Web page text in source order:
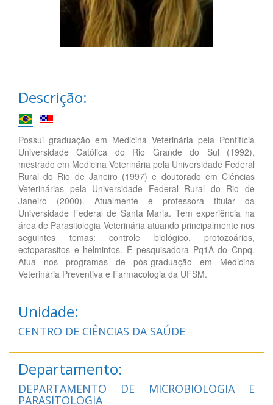
Descrição:
Possui graduação em Medicina Veterinária pela Pontifícia
Universidade Católica do Rio Grande do Sul (1992),
mestrado em Medicina Veterinária pela Universidade Federal
Rural do Rio de Janeiro (1997) e doutorado em Ciências
Veterinárias pela Universidade Federal Rural do Rio de
Janeiro (2000). Atualmente é professora titular da
Universidade Federal de Santa Maria. Tem experiência na
área de Parasitologia Veterinária atuando principalmente nos
seguintes temas: controle biológico, protozoários,
ectoparasitos e helmintos. É pesquisadora Pq1A do Cnpq.
Atua nos programas de pós-graduação em Medicina
Veterinária Preventiva e Farmacologia da UFSM.
Unidade:
CENTRO DE CIÊNCIAS DA SAÚDE
Departamento:
DEPARTAMENTO DE MICROBIOLOGIA E
PARASITOLOGIA